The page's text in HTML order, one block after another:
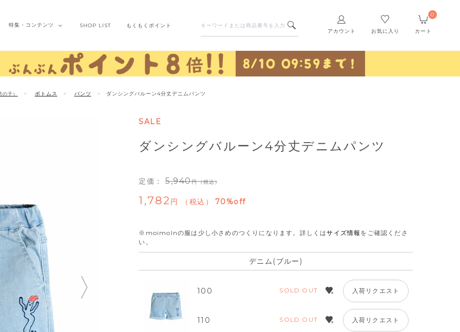
アカウント お気に入り カート
0
特集・ コンテンツ SHOP LIST もくもくポイント
の子） ボトムス パンツ ダンシングバルーン4分丈デニムパンツ
SALE
ダンシングバルーン4分丈デニムパンツ
定価： 5,940 （税込）
1,782 税込 70%off
※moimolnの服は少し小さめのつくりになります。 詳しくはサイズ情報 をご確認くださ
い。
デニム(ブルー)
100 SOLD OUT 入荷リクエスト
110 SOLD OUT 入荷リクエスト